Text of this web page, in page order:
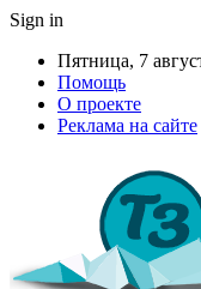
Sign in
Пятница, 7
Помощь
О проекте
Реклама на сайте